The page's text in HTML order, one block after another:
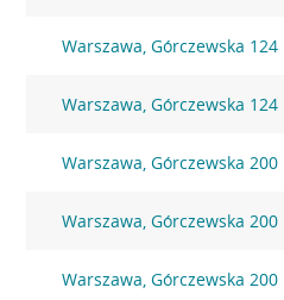
Warszawa, Górczewska 124
Warszawa, Górczewska 124
Warszawa, Górczewska 200
Warszawa, Górczewska 200
Warszawa, Górczewska 200